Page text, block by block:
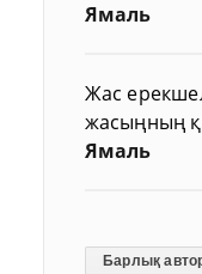
Ямаль
Жас
жасыңның
Ямаль
Барлық